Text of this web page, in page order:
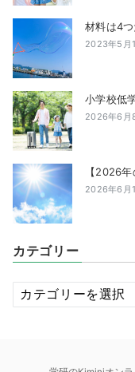
材料は4
2023年5月
小学校低
2026年6月
【2026
2026年6月
カテゴリー
カ
テ